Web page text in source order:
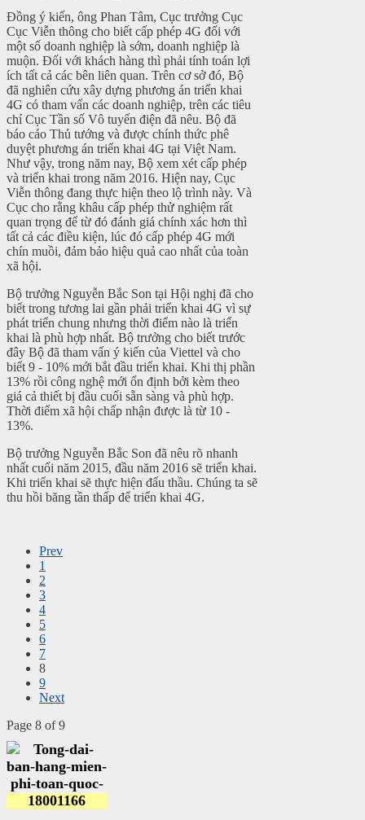
Đồng ý kiến, ông Phan Tâm, Cục trưởng Cục
Cục Viễn thông cho biết cấp phép 4G đối với
một số doanh nghiệp là sớm, doanh nghiệp là
muộn. Đối với khách hàng thì phải tính toán lợi
ích tất cả các bên liên quan. Trên cơ sở đó, Bộ
đã nghiên cứu xây dựng phương án triển khai
4G có tham vấn các doanh nghiệp, trên các tiêu
chí Cục Tần số Vô tuyến điện đã nêu. Bộ đã
báo cáo Thủ tướng và được chính thức phê
duyệt phương án triển khai 4G tại Việt Nam.
Như vậy, trong năm nay, Bộ xem xét cấp phép
và triển khai trong năm 2016. Hiện nay, Cục
Viễn thông đang thực hiện theo lộ trình này. Và
Cục cho rằng khâu cấp phép thử nghiệm rất
quan trọng để từ đó đánh giá chính xác hơn thì
tất cả các điều kiện, lúc đó cấp phép 4G mới
chín muồi, đảm bảo hiệu quả cao nhất của toàn
xã hội.
Bộ trưởng Nguyễn Bắc Son tại Hội nghị đã cho
biết trong tương lai gần phải triển khai 4G vì sự
phát triển chung nhưng thời điểm nào là triển
khai là phù hợp nhất. Bộ trưởng cho biết trước
đây Bộ đã tham vấn ý kiến của Viettel và cho
biết 9 - 10% mới bắt đầu triển khai. Khi thị phần
13% rồi công nghệ mới ổn định bởi kèm theo
giá cả thiết bị đầu cuối sẵn sàng và phù hợp.
Thời điểm xã hội chấp nhận được là từ 10 -
13%.
Bộ trưởng Nguyễn Bắc Son đã nêu rõ nhanh
nhất cuối năm 2015, đầu năm 2016 sẽ triển khai.
Khi triển khai sẽ thực hiện đấu thầu. Chúng ta sẽ
thu hồi băng tần thấp để triển khai 4G.
Prev
1
2
3
4
5
6
7
8
9
Next
Page 8 of 9